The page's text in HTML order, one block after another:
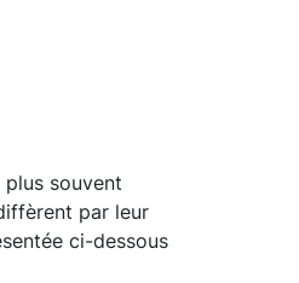
souvent
par leur
ci-dessous